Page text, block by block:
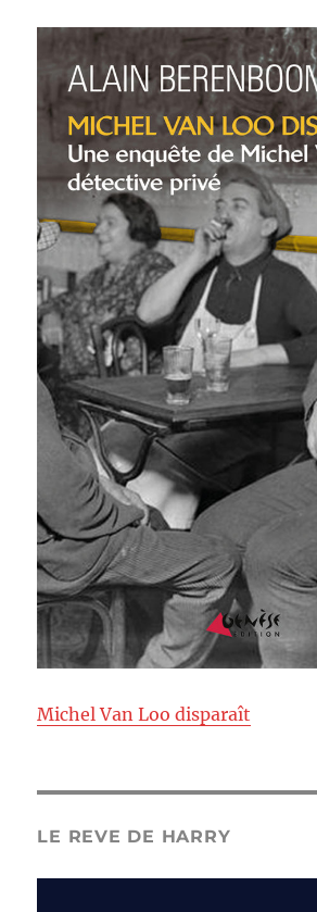
Michel Van Loo disparaît
LE REVE DE HARRY